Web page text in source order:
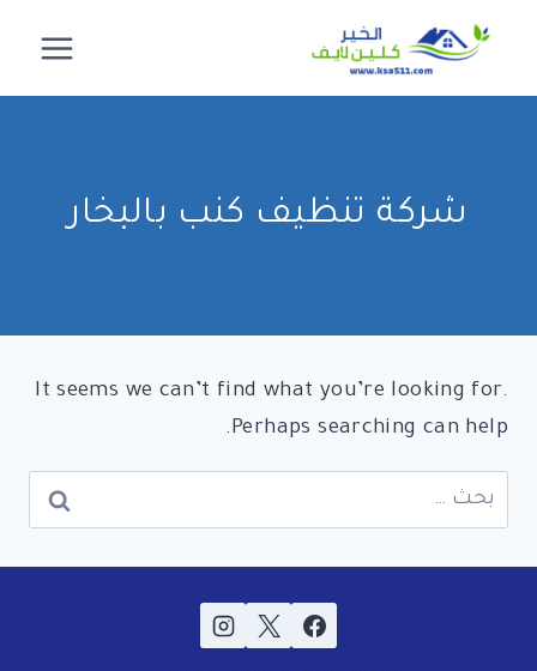
المحتوى
شركة تنظيف كنب بالبخار
It seems we can’t find what you’re looking for.
Perhaps searching can help.
البحث
عن: